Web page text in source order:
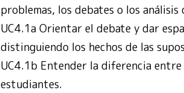
problemas, los debates o los análisis
UC4.1a Orientar el debate y dar
distinguiendo los hechos de las
UC4.1b Entender la diferencia
estudiantes.